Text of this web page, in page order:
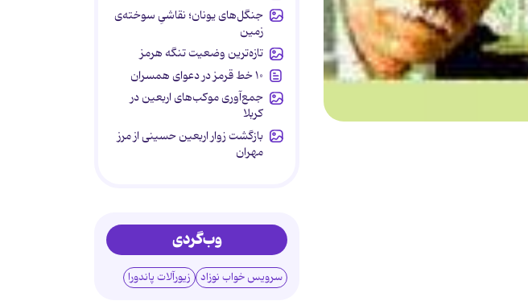
جنگل‌های یونان؛ نقاشیِ سوخته‌ی
زمین
تازه‌ترین وضعیت تنگه هرمز
۱۰ خط قرمز در دعوای همسران
جمع‌آوری موکب‌های اربعین در
کربلا
بازگشت زوار اربعین حسینی از مرز
مهران
وب‌گردی
سرویس خواب نوزاد زیورآلات پاندورا